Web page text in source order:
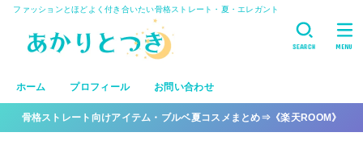
ファッションとほどよく付き合いたい骨格ストレート・夏・エレガント
ホーム プロフィール お問い合わせ
SEARCH MENU
骨格ストレート向けアイテム・ブルベ夏コスメまとめ⇒《楽天ROOM》